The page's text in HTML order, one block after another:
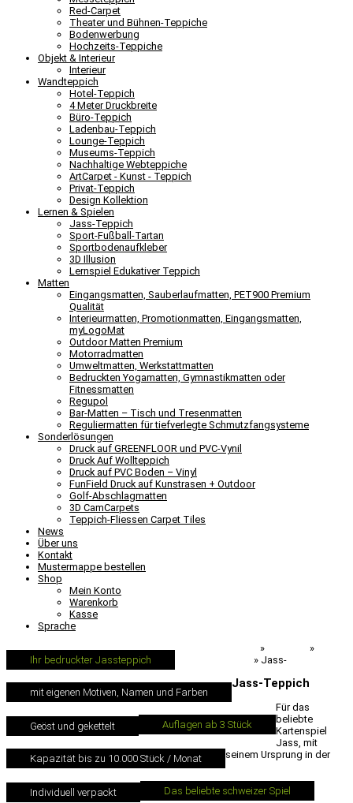
Red-Carpet
Theater und Bühnen-Teppiche
Bodenwerbung
Hochzeits-Teppiche
Objekt & Interieur
Interieur
Wandteppich
Hotel-Teppich
4 Meter Druckbreite
Büro-Teppich
Ladenbau-Teppich
Lounge-Teppich
Museums-Teppich
Nachhaltige Webteppiche
ArtCarpet - Kunst - Teppich
Privat-Teppich
Design Kollektion
Lernen & Spielen
Jass-Teppich
Sport-Fußball-Tartan
Sportbodenaufkleber
3D Illusion
Lernspiel Edukativer Teppich
Matten
Eingangsmatten, Sauberlaufmatten, PET900 Premium
Qualität
Interieurmatten, Promotionmatten, Eingangsmatten,
myLogoMat
Outdoor Matten Premium
Motorradmatten
Umweltmatten, Werkstattmatten
Bedruckten Yogamatten, Gymnastikmatten oder
Fitnessmatten
Regupol
Bar-Matten – Tisch und Tresenmatten
Reguliermatten für tiefverlegte Schmutzfangsysteme
Sonderlösungen
Druck auf GREENFLOOR und PVC-Vynil
Druck Auf Wollteppich
Druck auf PVC Boden – Vinyl
FunField Druck auf Kunstrasen + Outdoor
Golf-Abschlagmatten
3D CamCarpets
Teppich-Fliessen Carpet Tiles
News
Über uns
Kontakt
Mustermappe bestellen
Shop
Mein Konto
Warenkorb
Kasse
Sprache
Ihr bedruckter Jassteppich
mit eigenen Motiven, Namen und Farben
Geöst und gekettelt Auflagen ab 3 Stück
Kapazität bis zu 10.000 Stück / Monat
Individuell verpackt Das beliebte schweizer Spiel
»
»
» Jass-
Jass-Teppich
Für das
beliebte
Kartenspiel
Jass, mit
seinem Ursprung in der